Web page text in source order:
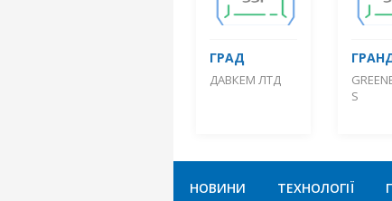
ГРАД
ДАВКЕМ ЛТД
S
НОВИНИ ТЕХНОЛОГІЇ